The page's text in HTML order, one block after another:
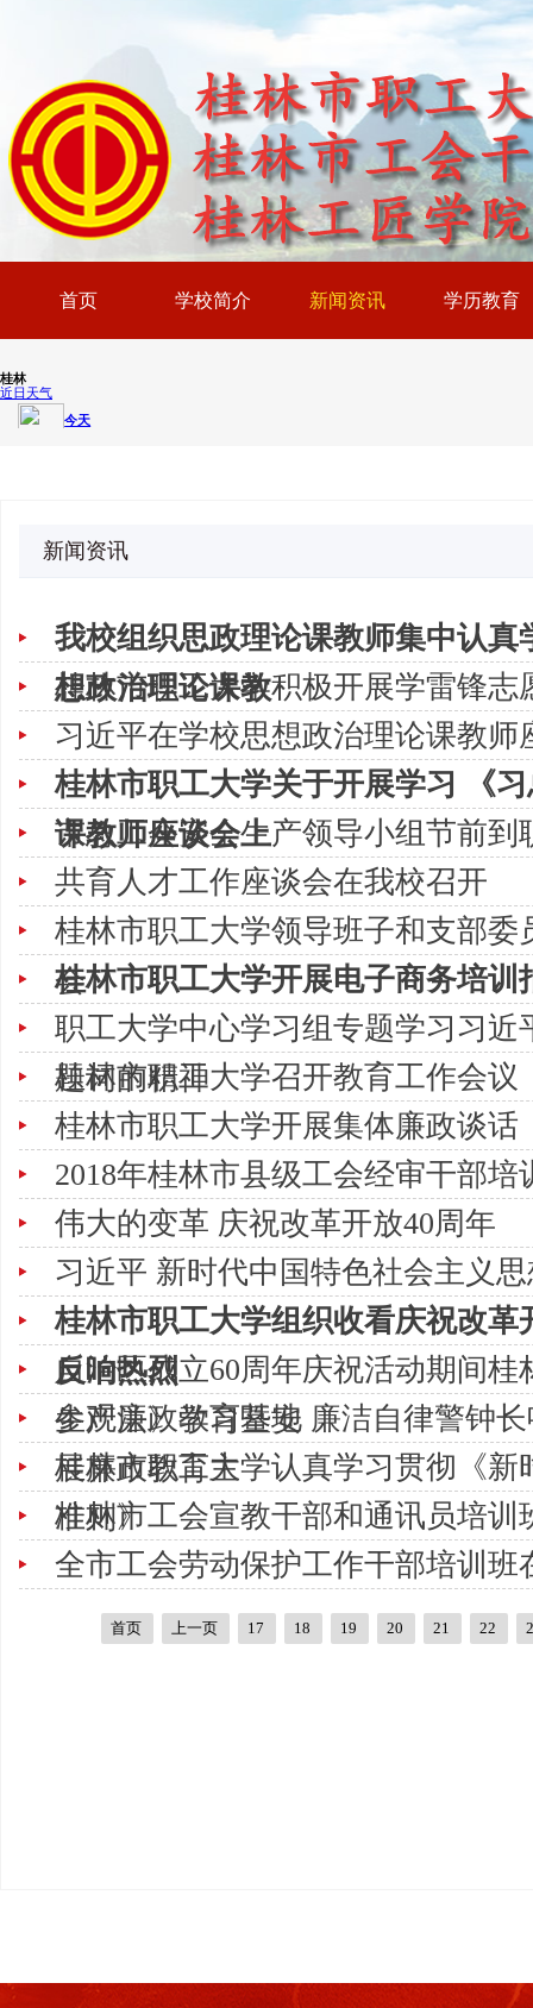
首页 学校简介 新闻资讯 学历教育
新闻资讯
我校组织思政理论课教师集中认
想政治理论课教
桂林市职工大学积极开展学雷锋志
习近平在学校思想政治理论课教师
桂林市职工大学关于开展学习 《
课教师座谈会上
市总工会安全生产领导小组节前
共育人才工作座谈会在我校召开
桂林市职工大学领导班子和支部委
会
桂林市职工大学开展电子商务培训
职工大学中心学习组专题学习习近
题词的精神
桂林市职工大学召开教育工作会议
桂林市职工大学开展集体廉政谈
2018年桂林市县级工会经审干部培
伟大的变革 庆祝改革开放40周年
习近平 新时代中国特色社会主义
桂林市职工大学组织收看庆祝改革
反响热烈
自治区成立60周年庆祝活动期间
生产法》学习暨安
参观廉政教育基地 廉洁自律警钟
展廉政教育主
桂林市职工大学认真学习贯彻《
准则》
桂林市工会宣教干部和通讯员培训
全市工会劳动保护工作干部培训班
首页 上一页 17 18 19 20 21 22